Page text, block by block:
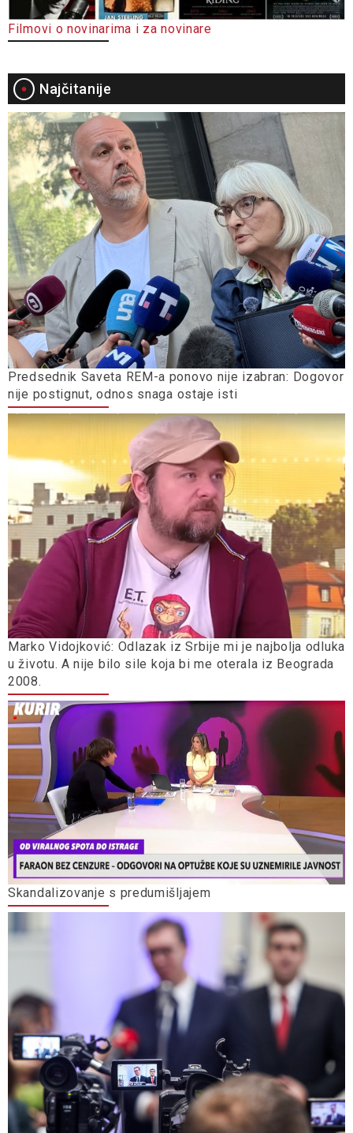
Filmovi o novinarima i za novinare
Najčitanije
Predsednik Saveta REM-a ponovo nije izabran: Dogovor
nije postignut, odnos snaga ostaje isti
Marko Vidojković: Odlazak iz Srbije mi je najbolja odluka
u životu. A nije bilo sile koja bi me oterala iz Beograda
2008.
Skandalizovanje s predumišljajem